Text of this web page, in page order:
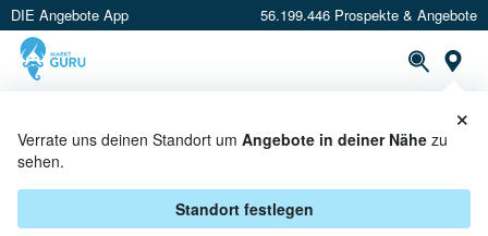
DIE Angebote App 56.199.446 Prospekte & Angebote
Verrate uns deinen Standort um Angebote in deiner Nähe zu
sehen.
Standort festlegen
×
REISE UND KOMFORT ANGEBOTE
& AKTIONEN BEI ROSSMANN